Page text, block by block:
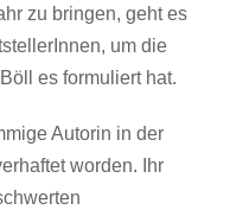
zu bringen, geht es
um die
es formuliert hat.
Autorin in der
worden. Ihr